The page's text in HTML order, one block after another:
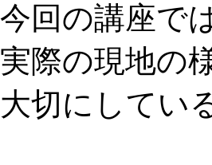
今回の講座で
実際の現地の
大切にしてい